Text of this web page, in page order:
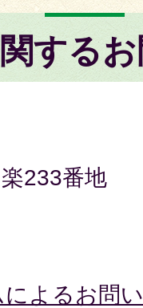
する
233番地
よるお問